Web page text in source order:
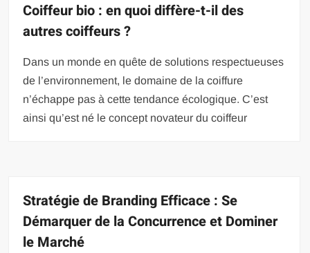
Coiffeur bio : en quoi diffère-t-il des
autres coiffeurs ?
Dans un monde en quête de solutions respectueuses
de l’environnement, le domaine de la coiffure
n’échappe pas à cette tendance écologique. C’est
ainsi qu’est né le concept novateur du coiffeur
Stratégie de Branding Efficace : Se
Démarquer de la Concurrence et Dominer
le Marché